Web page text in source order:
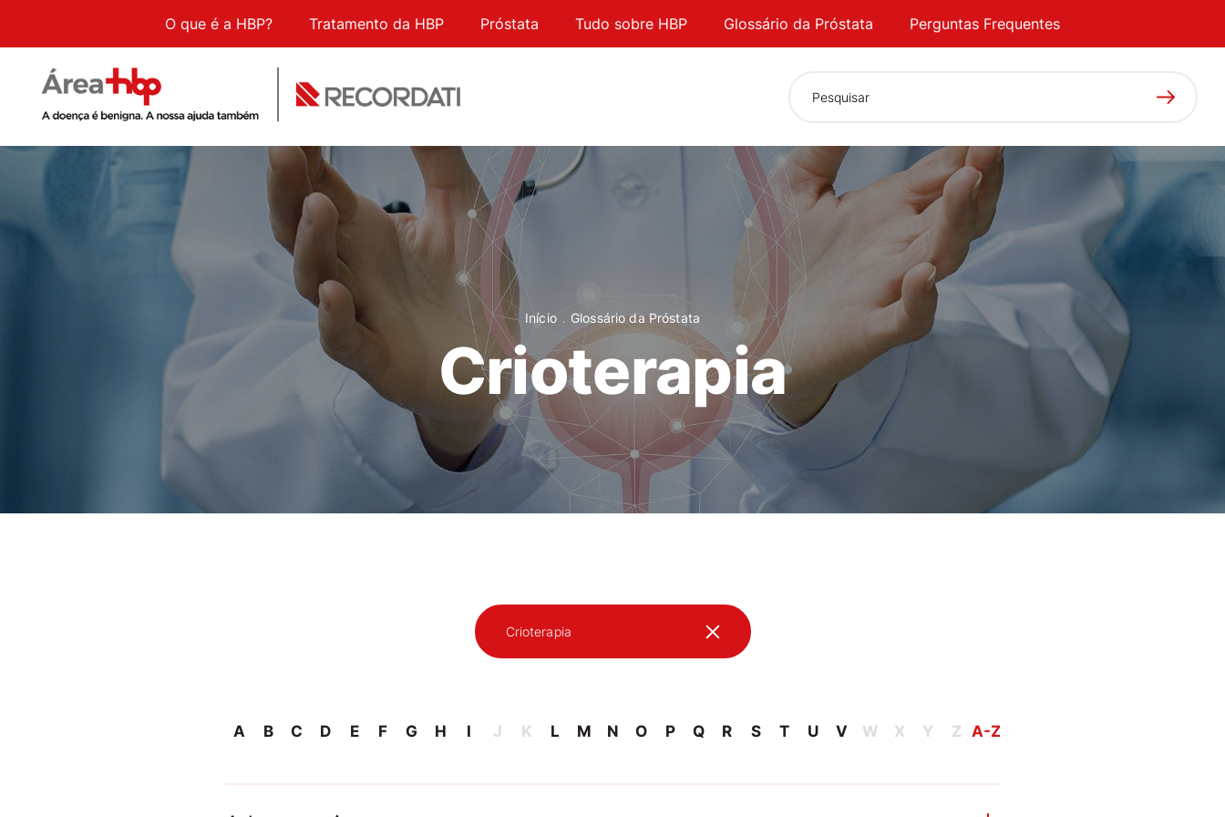
O que é a HBP? Tratamento da HBP Próstata Tudo sobre HBP Glossário da Próstata Perguntas Frequentes
Início Glossário da Próstata
Crioterapia
Crioterapia
A B C D E F G H I J K L M N O P Q R S T U V W X Y Z A-Z